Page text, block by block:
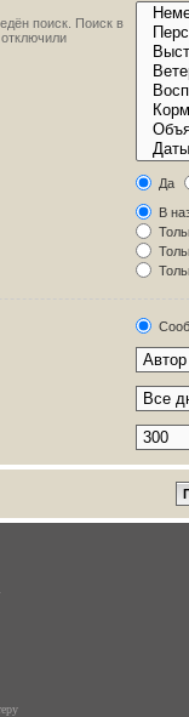
поиск. Поиск в
Да
В